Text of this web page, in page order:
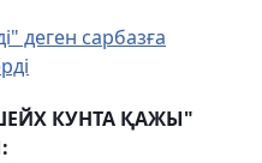
деген сарбазға
КУНТА ҚАЖЫ"